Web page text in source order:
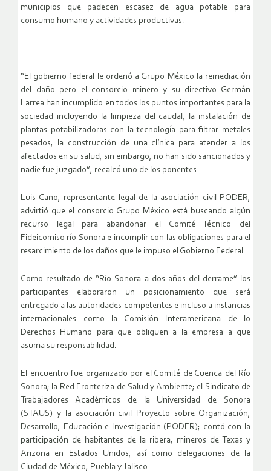
municipios que padecen escasez de agua potable para
consumo humano y actividades productivas.
“El gobierno federal le ordenó a Grupo México la remediación
del daño pero el consorcio minero y su directivo Germán
Larrea han incumplido en todos los puntos importantes para la
sociedad incluyendo la limpieza del caudal, la instalación de
plantas potabilizadoras con la tecnología para filtrar metales
pesados, la construcción de una clínica para atender a los
afectados en su salud, sin embargo, no han sido sancionados y
nadie fue juzgado”, recalcó uno de los ponentes.
Luis Cano, representante legal de la asociación civil PODER,
advirtió que el consorcio Grupo México está buscando algún
recurso legal para abandonar el Comité Técnico del
Fideicomiso río Sonora e incumplir con las obligaciones para el
resarcimiento de los daños que le impuso el Gobierno Federal.
Como resultado de “Río Sonora a dos años del derrame” los
participantes elaboraron un posicionamiento que será
entregado a las autoridades competentes e incluso a instancias
internacionales como la Comisión Interamericana de lo
Derechos Humano para que obliguen a la empresa a que
asuma su responsabilidad.
El encuentro fue organizado por el Comité de Cuenca del Río
Sonora; la Red Fronteriza de Salud y Ambiente; el Sindicato de
Trabajadores Académicos de la Universidad de Sonora
(STAUS) y la asociación civil Proyecto sobre Organización,
Desarrollo, Educación e Investigación (PODER); contó con la
participación de habitantes de la ribera, mineros de Texas y
Arizona en Estados Unidos, así como delegaciones de la
Ciudad de México, Puebla y Jalisco.